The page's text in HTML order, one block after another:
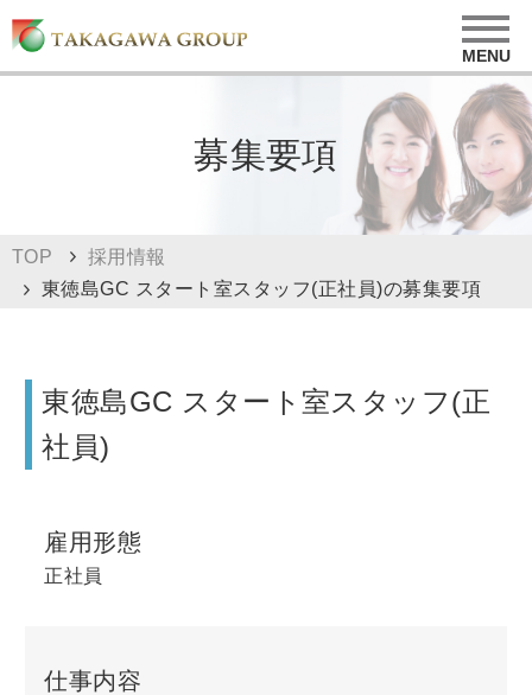
募集要項
TOP
採用情報
東徳島GC スタート室スタッフ(正社員)の募集要項
東徳島GC スタート室スタッフ(正
社員)
雇用形態
正社員
仕事内容